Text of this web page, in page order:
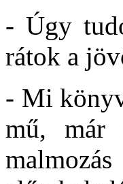
- Úgy
rátok a
- Mi
mű, már